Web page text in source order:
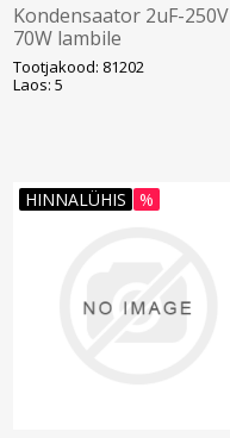
Kondensaator 2uF-250V
70W lambile
Tootjakood: 81202
Laos: 5
HINNALÜHIS %